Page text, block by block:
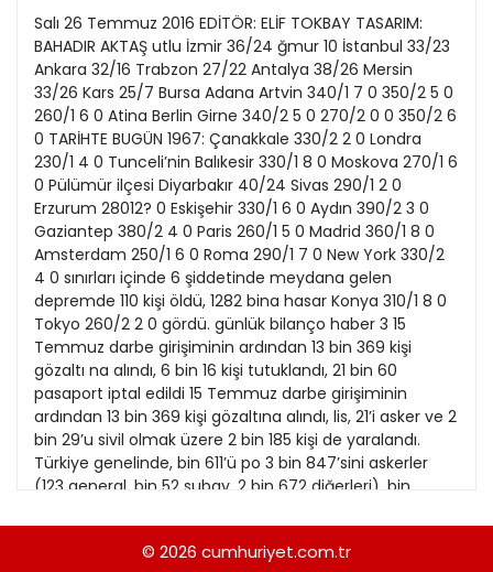
Evleniyoruz
Güney Dogu
Kitap Eki
Özel Ekler
Özel Okullar
Sevgililer Günü
Siyaset Eki
Sürdürülebilir yaşam
Turizm Eki
Yerel Yönetimler
1991
1990
1989
1988
1987
1986
1985
1984
1983
1982
1981
1980
19
20
21
22
23
24
25
26
27
28
29
30
31
11
12
13
14
15
16
17
18
Salı 26 Temmuz 2016 EDİTÖR: ELİF TOKBAY TASARIM:
BAHADIR AKTAŞ utlu İzmir 36/24 ğmur 10 İstanbul 33/23
Ankara 32/16 Trabzon 27/22 Antalya 38/26 Mersin
33/26 Kars 25/7 Bursa Adana Artvin 340/1 7 0 350/2 5 0
260/1 6 0 Atina Berlin Girne 340/2 5 0 270/2 0 0 350/2 6
0 TARİHTE BUGÜN 1967: Çanakkale 330/2 2 0 Londra
230/1 4 0 Tunceli’nin Balıkesir 330/1 8 0 Moskova 270/1 6
0 Pülümür ilçesi Diyarbakır 40/24 Sivas 290/1 2 0
Erzurum 28012? 0 Eskişehir 330/1 6 0 Aydın 390/2 3 0
Gaziantep 380/2 4 0 Paris 260/1 5 0 Madrid 360/1 8 0
Amsterdam 250/1 6 0 Roma 290/1 7 0 New York 330/2
4 0 sınırları içinde 6 şiddetinde meydana gelen
depremde 110 kişi öldü, 1282 bina hasar Konya 310/1 8 0
Tokyo 260/2 2 0 gördü. günlük bilanço haber 3 15
Temmuz darbe girişiminin ardından 13 bin 369 kişi
gözaltı na alındı, 6 bin 16 kişi tutuklandı, 21 bin 60
pasaport iptal edildi 15 Temmuz darbe girişiminin
ardından 13 bin 369 kişi gözaltına alındı, lis, 21’i asker ve 2
bin 29’u sivil olmak üzere 2 bin 185 kişi de yaralandı.
Türkiye genelinde, bin 611’ü po 3 bin 847’sini askerler
(123 general, bin 52 subay, 2 bin 672 diğerleri), bin
Cemaat lis (795 rütbeli, 816 rütbesiz), 8 bin 34’ünü
mülki idare amirleri, 93’ünü üyelerine ait olduğu
© 2026 cumhuriyet.com.tr